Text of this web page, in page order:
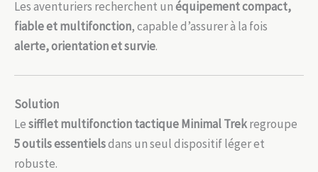
Les aventuriers recherchent unéquipement compact,
fiable et multifonction, capable d’assurer à la fois
alerte, orientation et survie.
Solution
Lesifflet multifonction tactique Minimal Trekregroupe
5 outils essentielsdans un seul dispositif léger et
robuste.